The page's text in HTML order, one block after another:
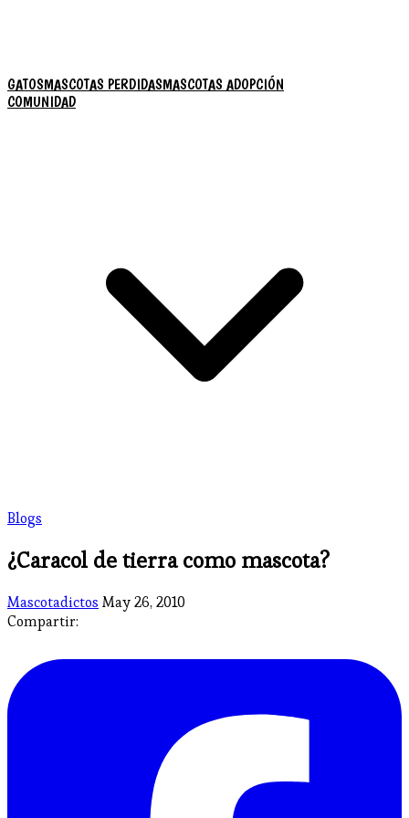
GATOSMASCOTAS PERDIDASMASCOTAS ADOPCIÓN
COMUNIDAD
Blogs
¿Caracol de tierra como mascota?
Mascotadictos May 26, 2010
Compartir: